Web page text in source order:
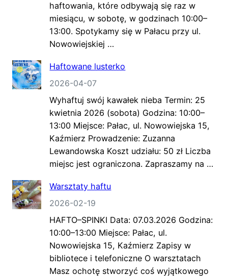
haftowania, które odbywają się raz w
miesiącu, w sobotę, w godzinach 10:00–
13:00. Spotykamy się w Pałacu przy ul.
Nowowiejskiej …
Haftowane lusterko
2026-04-07
Wyhaftuj swój kawałek nieba Termin: 25
kwietnia 2026 (sobota) Godzina: 10:00–
13:00 Miejsce: Pałac, ul. Nowowiejska 15,
Kaźmierz Prowadzenie: Zuzanna
Lewandowska Koszt udziału: 50 zł Liczba
miejsc jest ograniczona. Zapraszamy na …
Warsztaty haftu
2026-02-19
HAFTO–SPINKI Data: 07.03.2026 Godzina:
10:00–13:00 Miejsce: Pałac, ul.
Nowowiejska 15, Kaźmierz Zapisy w
bibliotece i telefoniczne O warsztatach
Masz ochotę stworzyć coś wyjątkowego